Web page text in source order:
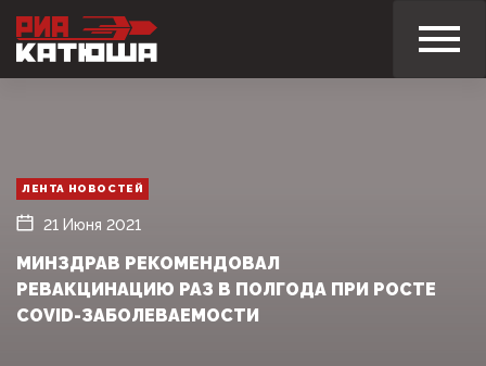
ЛЕНТА НОВОСТЕЙ
21 Июня 2021
МИНЗДРАВ РЕКОМЕНДОВАЛ
РЕВАКЦИНАЦИЮ РАЗ В ПОЛГОДА ПРИ РОСТЕ
COVID-ЗАБОЛЕВАЕМОСТИ